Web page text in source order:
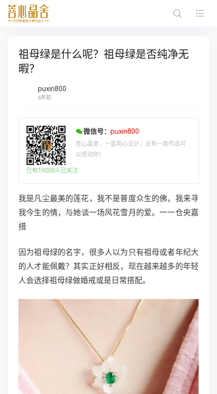
祖母绿是什么呢？祖母绿是否纯净无
暇？
puxin800
6年前
微信号： puxin800
菩心晶舍，一直用心设计，总有一款作品可
以感动你！
已有19000人已关注
我是凡尘最美的莲花，我不是普度众生的佛，我来寻
我今生的情，与她谈一场风花雪月的爱。——仓央嘉
措
因为祖母绿的名字，很多人以为只有祖母或者年纪大
的人才能佩戴？其实正好相反，现在越来越多的年轻
人会选择祖母绿做婚戒或是日常搭配。